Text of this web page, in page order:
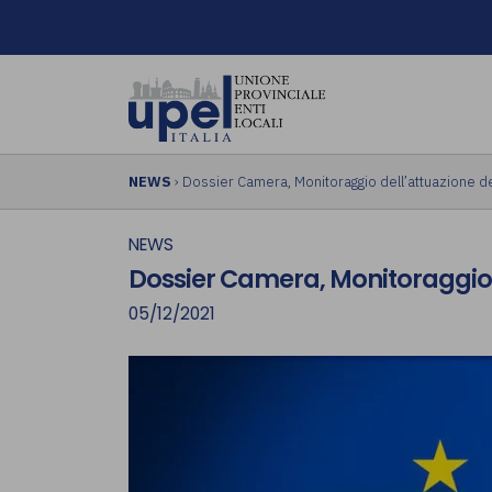
NEWS › Dossier Camera, Monitoraggio dell’attuazione
NEWS
Dossier Camera,
05/12/2021